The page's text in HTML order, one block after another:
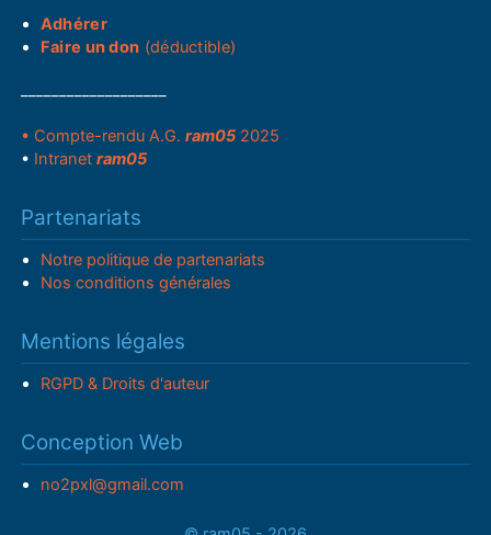
Adhérer
Faire un don (déductible)
• Compte-rendu A.G.ram05 2025
• Intranetram05
Partenariats
Notre politique de partenariats
Nos conditions générales
Mentions légales
RGPD & Droits d'auteur
Conception Web
no2pxl@gmail.com